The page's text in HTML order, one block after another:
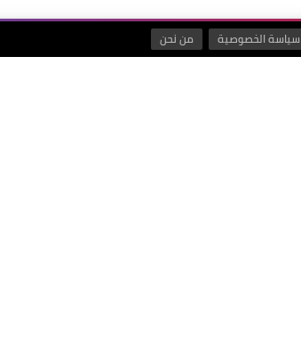
سياسة الخصوصية من نحن